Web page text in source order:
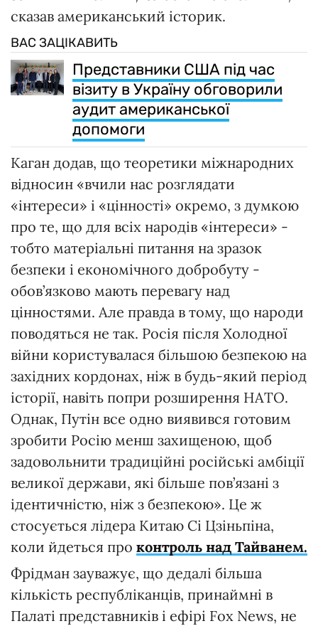
сказав американський історик.
ВАС ЗАЦІКАВИТЬ
Представники США під час
візиту в Україну обговорили
аудит американської
допомоги
Каган додав, що теоретики міжнародних
відносин «вчили нас розглядати
«інтереси» і «цінності» окремо, з думкою
про те, що для всіх народів «інтереси» -
тобто матеріальні питання на зразок
безпеки і економічного добробуту -
обов’язково мають перевагу над
цінностями. Але правда в тому, що народи
поводяться не так. Росія після Холодної
війни користувалася більшою безпекою на
західних кордонах, ніж в будь-який період
історії, навіть попри розширення НАТО.
Однак, Путін все одно виявився готовим
зробити Росію менш захищеною, щоб
задовольнити традиційні російські амбіції
великої держави, які більше пов’язані з
ідентичністю, ніж з безпекою». Це ж
стосується лідера Китаю Сі Цзіньпіна,
коли йдеться про контроль над Тайванем.
Фрідман зауважує, що дедалі більша
кількість республіканців, принаймні в
Палаті представників і ефірі Fox News, не